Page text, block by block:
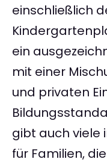
einschließlich
ein
mit einer
und privaten
gibt auch viele
für Familien,